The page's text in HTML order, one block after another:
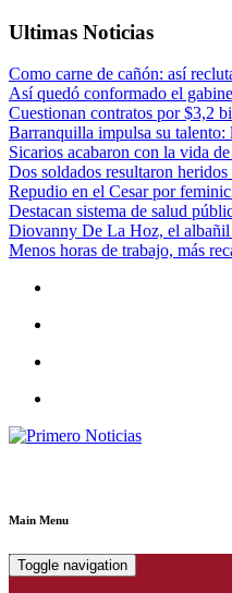
Ultimas Noticias
Como carne de cañón: así
Así quedó conformado el
Cuestionan contratos por $3,2
Barranquilla impulsa su talento:
Sicarios acabaron con la vida
Dos soldados resultaron
Repudio en el Cesar por
Destacan sistema de salud
Diovanny De La Hoz, el albañil
Menos horas de trabajo, más
Main Menu
Toggle navigation